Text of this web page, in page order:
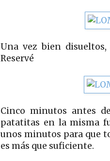
Una vez bien
Reservé
Cinco minutos antes
patatitas en la misma
unos minutos para que
es más que suficiente.